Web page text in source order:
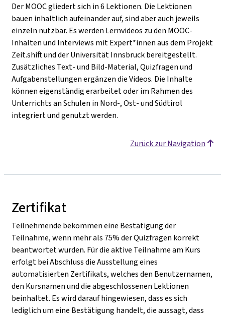
Der MOOC gliedert sich in 6 Lektionen. Die Lektionen
bauen inhaltlich aufeinander auf, sind aber auch jeweils
einzeln nutzbar. Es werden Lernvideos zu den MOOC-
Inhalten und Interviews mit Expert*innen aus dem Projekt
Zeit.shift und der Universität Innsbruck bereitgestellt.
Zusätzliches Text- und Bild-Material, Quizfragen und
Aufgabenstellungen ergänzen die Videos. Die Inhalte
können eigenständig erarbeitet oder im Rahmen des
Unterrichts an Schulen in Nord-, Ost- und Südtirol
integriert und genutzt werden.
Zurück zur Navigation
Zertifikat
Teilnehmende bekommen eine Bestätigung der
Teilnahme, wenn mehr als 75% der Quizfragen korrekt
beantwortet wurden. Für die aktive Teilnahme am Kurs
erfolgt bei Abschluss die Ausstellung eines
automatisierten Zertifikats, welches den Benutzernamen,
den Kursnamen und die abgeschlossenen Lektionen
beinhaltet. Es wird darauf hingewiesen, dass es sich
lediglich um eine Bestätigung handelt, die aussagt, dass